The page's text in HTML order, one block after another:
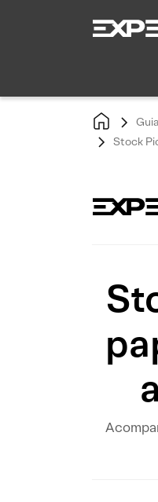
Stock